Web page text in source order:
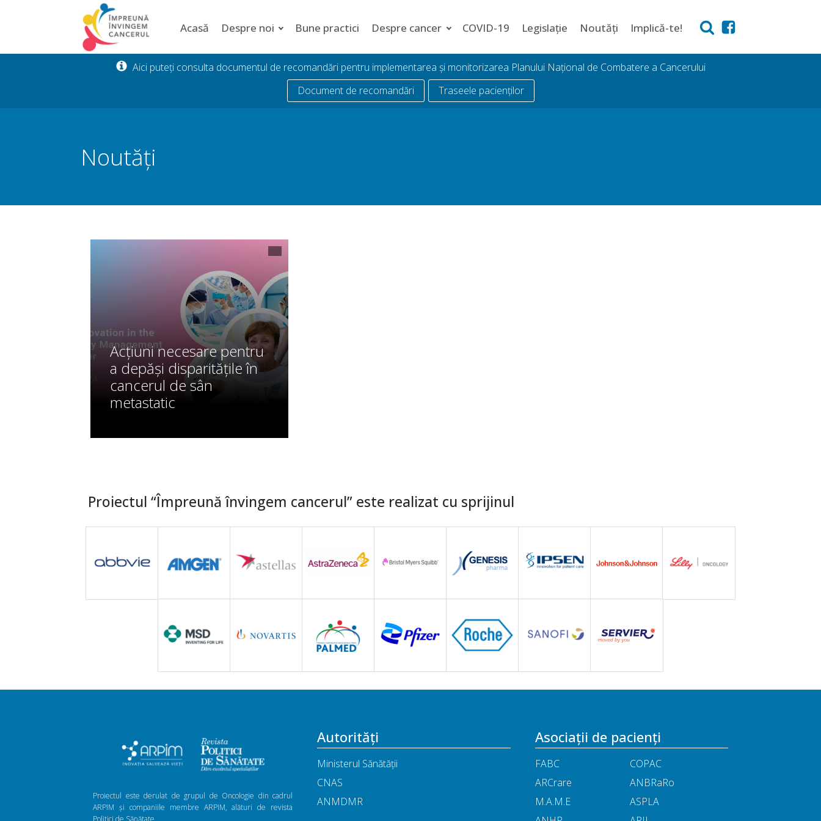
Acasă Despre noi Bune practici Despre cancer COVID-19 Legislație Noutăți Implică-te!
Aici puteți consulta documentul de recomandări pentru implementarea și monitorizarea Planului Național de Combatere a Cancerului
Document de recomandări
Traseele pacienților
Noutăți
Acțiuni necesare pentru
a depăși disparitățile în
cancerul de sân
metastatic
Proiectul “Împreună învingem cancerul” este realizat cu sprijinul
Proiectul este derulat de grupul de Oncologie din cadrul
ARPIM și companiile membre ARPIM, alături de revista
Politici de Sănătate
Autorități
Ministerul Sănătății
CNAS
ANMDMR
Asociații de pacienți
FABC
COPAC
ARCrare
ANBRaRo
M.A.M.E
ASPLA